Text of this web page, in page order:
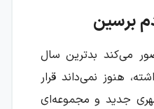
برسین
می‌کند بدترین سال
هنوز نمی‌داند قرار
جدید و مجموعه‌ای